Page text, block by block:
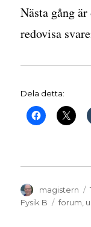
Nästa gång
redovisa
Dela detta:
Författare
magistern
Fysik B
forum,